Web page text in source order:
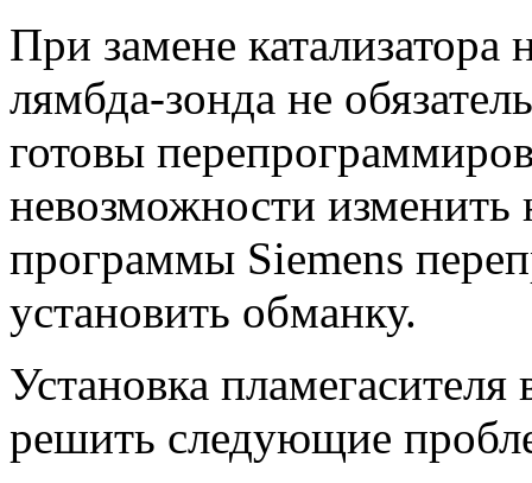
При замене катализатора
лямбда-зонда не
готовы
невозможности изменить
программы Siemens
установить обманку.
Установка пламегасителя
решить следующие